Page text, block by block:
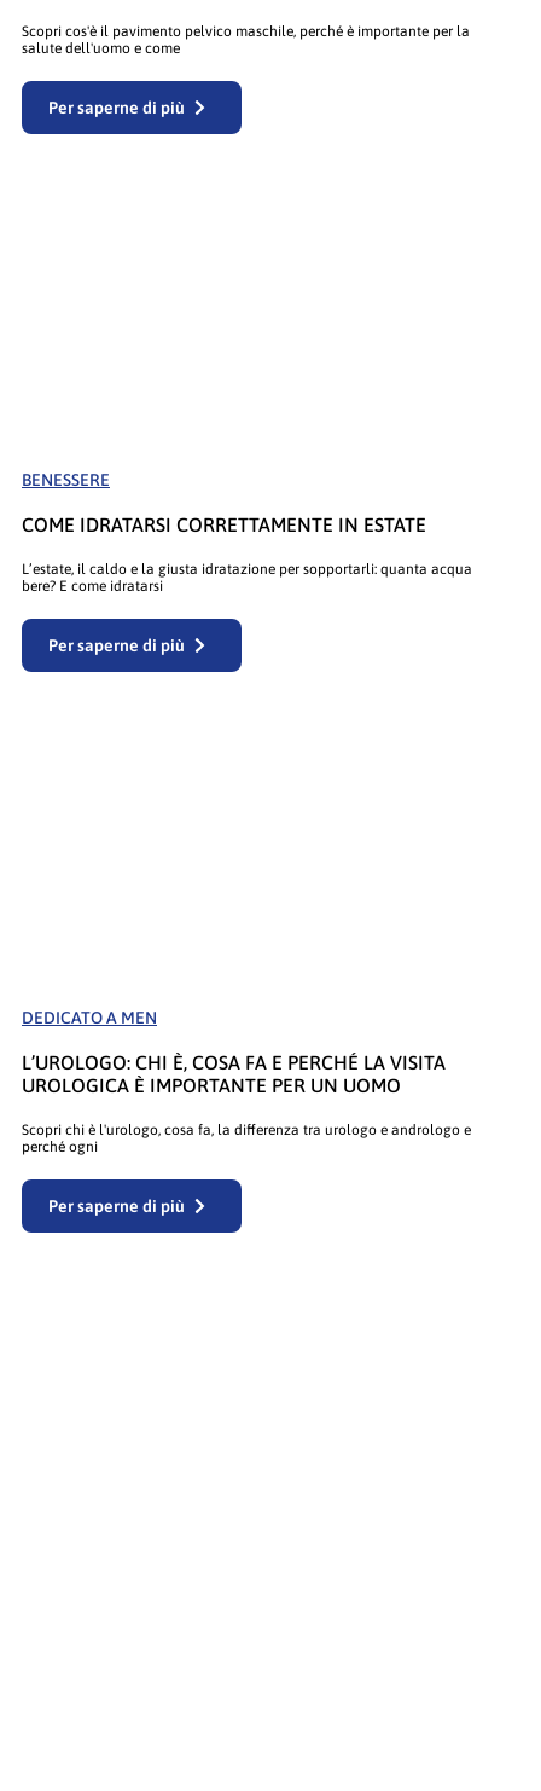
Scopri cos'è il pavimento pelvico maschile, perché è importante per la
salute dell'uomo e come
Per saperne di più
BENESSERE
COME IDRATARSI CORRETTAMENTE IN ESTATE
L’estate, il caldo e la giusta idratazione per sopportarli: quanta acqua
bere? E come idratarsi
Per saperne di più
DEDICATO A MEN
L’UROLOGO: CHI È, COSA FA E PERCHÉ LA VISITA
UROLOGICA È IMPORTANTE PER UN UOMO
Scopri chi è l'urologo, cosa fa, la differenza tra urologo e andrologo e
perché ogni
Per saperne di più